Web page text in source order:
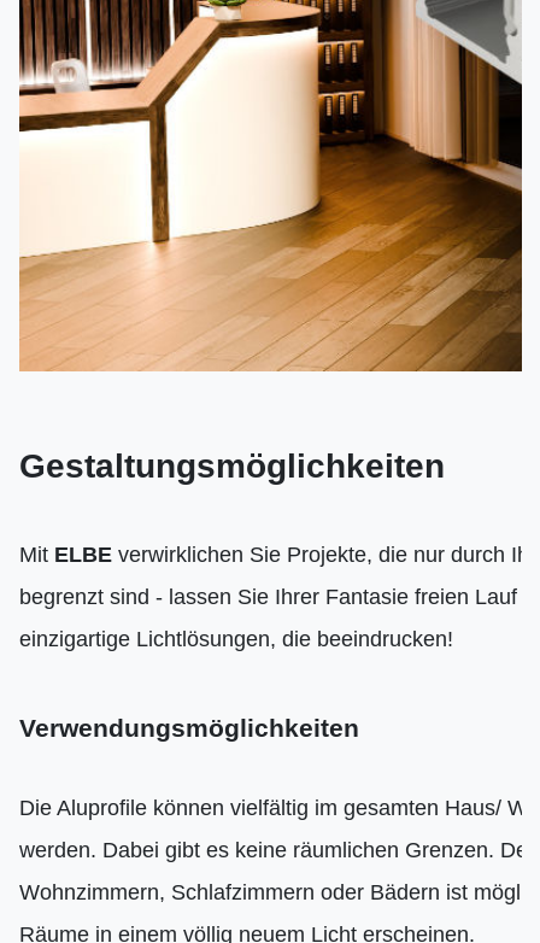
Gestaltungsmöglichkeiten
Mit ELBE verwirklichen Sie Projekte, die nur durch
begrenzt sind - lassen Sie Ihrer Fantasie freien Lauf
einzigartige Lichtlösungen, die beeindrucken!
Verwendungsmöglichkeiten
Die Aluprofile können vielfältig im gesamten Haus/
werden. Dabei gibt es keine räumlichen Grenzen.
Wohnzimmern, Schlafzimmern oder Bädern ist
Räume in einem völlig neuem Licht erscheinen.